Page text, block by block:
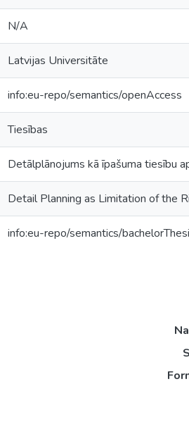
N/A
Latvijas Universitāte
info:eu-repo/semantics/openAccess
Tiesības
Detālplānojums kā īpašuma tiesību
Detail Planning as Limitation of the
info:eu-repo/semantics/